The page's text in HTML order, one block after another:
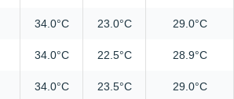
34.0°C 23.0°C 29.0°C
34.0°C 22.5°C 28.9°C
34.0°C 23.5°C 29.0°C